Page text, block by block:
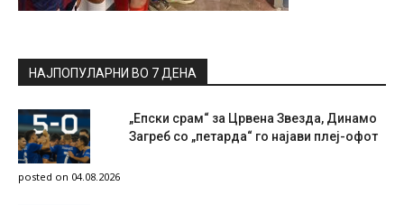
НАЈПОПУЛАРНИ ВО 7 ДЕНА
„Епски срам“ за Црвена Звезда, Динамо
Загреб со „петарда“ го најави плеј-офот
posted on 04.08.2026